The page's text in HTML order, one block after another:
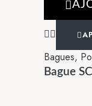
Bagues,
Bague